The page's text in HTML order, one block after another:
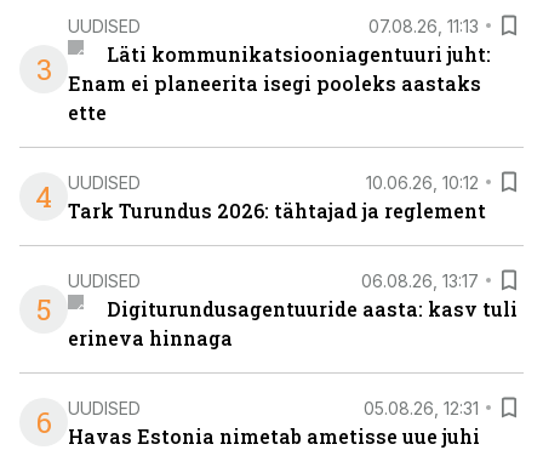
3
UUDISED 07.08.26, 11:13
Läti kommunikatsiooniagentuuri juht:
Enam ei planeerita isegi pooleks aastaks
ette
4 UUDISED 10.06.26, 10:12
Tark Turundus 2026: tähtajad ja reglement
5
UUDISED 06.08.26, 13:17
Digiturundusagentuuride aasta: kasv tuli
erineva hinnaga
6 UUDISED 05.08.26, 12:31
Havas Estonia nimetab ametisse uue juhi